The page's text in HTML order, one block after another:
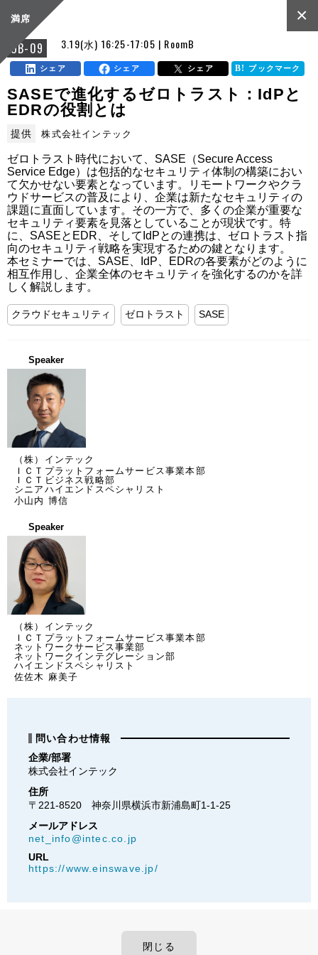
OB-09 3.19(水) 16:25-17:05 | RoomB
×
シェア シェア シェア ブックマーク
満席
SASEで進化するゼロトラスト：IdPと
EDRの役割とは
提供 株式会社インテック
ゼロトラスト時代において、SASE（Secure Access
Service Edge）は包括的なセキュリティ体制の構築におい
て欠かせない要素となっています。リモートワークやクラ
ウドサービスの普及により、企業は新たなセキュリティの
課題に直面しています。その一方で、多くの企業が重要な
セキュリティ要素を見落としていることが現状です。特
に、SASEとEDR、そしてIdPとの連携は、ゼロトラスト指
向のセキュリティ戦略を実現するための鍵となります。
本セミナーでは、SASE、IdP、EDRの各要素がどのように
相互作用し、企業全体のセキュリティを強化するのかを詳
しく解説します。
クラウドセキュリティ ゼロトラスト SASE
Speaker
（株）インテック
ＩＣＴプラットフォームサービス事業本部
ＩＣＴビジネス戦略部
シニアハイエンドスペシャリスト
小山内 博信
Speaker
（株）インテック
ＩＣＴプラットフォームサービス事業本部
ネットワークサービス事業部
ネットワークインテグレーション部
ハイエンドスペシャリスト
佐佐木 麻美子
問い合わせ情報
企業/部署
株式会社インテック
住所
〒221-8520　神奈川県横浜市新浦島町1-1-25
メールアドレス
net_info@intec.co.jp
URL
https://www.einswave.jp/
閉じる